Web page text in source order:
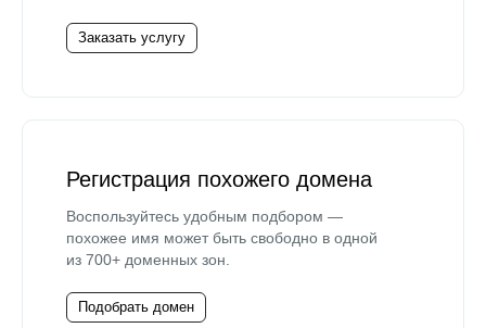
Заказать услугу
Регистрация похожего домена
Воспользуйтесь удобным подбором —
похожее имя может быть свободно в одной
из 700+ доменных зон.
Подобрать домен